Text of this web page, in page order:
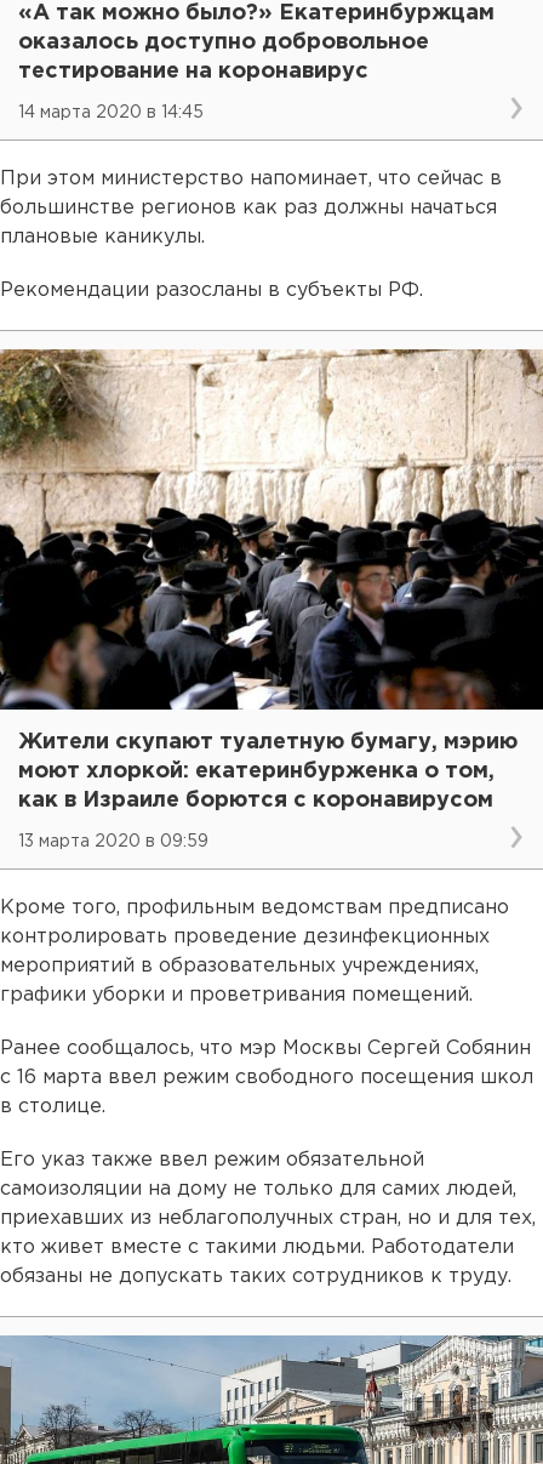
«А так можно было?» Екатеринбуржцам
оказалось доступно добровольное
тестирование на коронавирус
14 марта 2020 в 14:45
При этом министерство напоминает, что сейчас в
большинстве регионов как раз должны начаться
плановые каникулы.
Рекомендации разосланы в субъекты РФ.
Жители скупают туалетную бумагу, мэрию
моют хлоркой: екатеринбурженка о том,
как в Израиле борются с коронавирусом
13 марта 2020 в 09:59
Кроме того, профильным ведомствам предписано
контролировать проведение дезинфекционных
мероприятий в образовательных учреждениях,
графики уборки и проветривания помещений.
Ранее сообщалось, что мэр Москвы Сергей Собянин
с 16 марта ввел режим свободного посещения школ
в столице.
Его указ также ввел режим обязательной
самоизоляции на дому не только для самих людей,
приехавших из неблагополучных стран, но и для тех,
кто живет вместе с такими людьми. Работодатели
обязаны не допускать таких сотрудников к труду.